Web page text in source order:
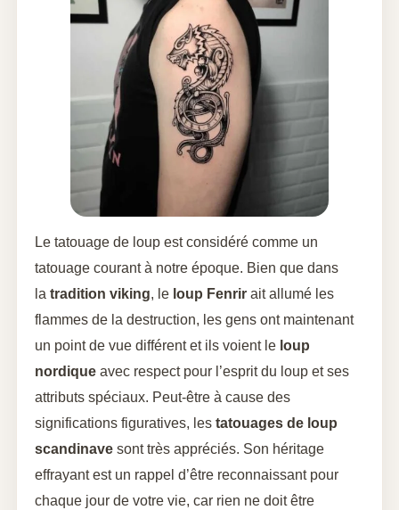
Le tatouage de loup est considéré comme un
tatouage courant à notre époque. Bien que dans
la tradition viking, le loup Fenrir ait allumé les
flammes de la destruction, les gens ont maintenant
un point de vue différent et ils voient le loup
nordique avec respect pour l’esprit du loup et ses
attributs spéciaux. Peut-être à cause des
significations figuratives, les tatouages de loup
scandinave sont très appréciés. Son héritage
effrayant est un rappel d’être reconnaissant pour
chaque jour de votre vie, car rien ne doit être